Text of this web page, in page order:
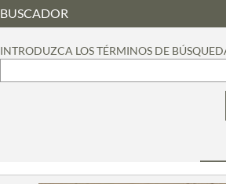
BUSCADOR
INTRODUZCA LOS TÉRMINOS DE